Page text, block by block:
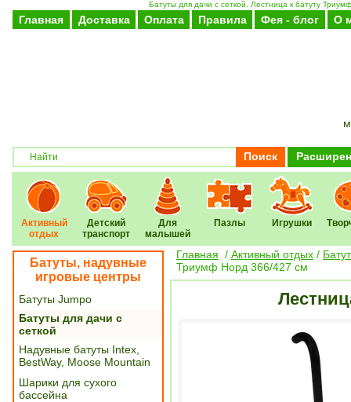
Батуты для дачи с сеткой. Лестница к батуту
Главная Доставка Оплата Правила Фея - блог О
Поиск
Активный
отдых
Детский
транспорт
Для
малышей
Пазлы Игрушки
Батуты, надувные
игровые центры
Батуты Jumpo
Батуты для дачи с
сеткой
Надувные батуты Intex,
BestWay, Moose Mountain
Шарики для сухого
бассейна
Главная / Активный отдых /
Триумф Норд 366/427 см